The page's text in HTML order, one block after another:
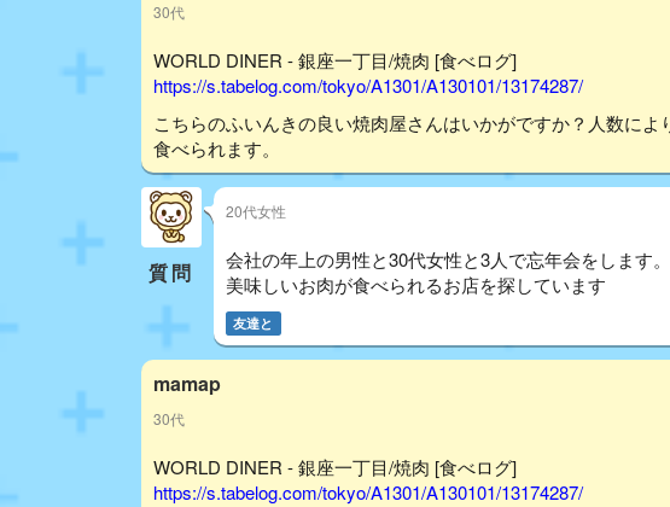
30代
WORLD DINER - 銀座一丁目/焼肉 [食べログ]
https://s.tabelog.com/tokyo/A1301/A130101/13174287/
こちらのふいんきの良い焼肉屋さんはいかがですか？人数に
食べられます。
質問
20代女性
会社の年上の男性と30代女性と3人で忘年会をします。
美味しいお肉が食べられるお店を探しています
友達と
mamap
30代
WORLD DINER - 銀座一丁目/焼肉 [食べログ]
https://s.tabelog.com/tokyo/A1301/A130101/13174287/